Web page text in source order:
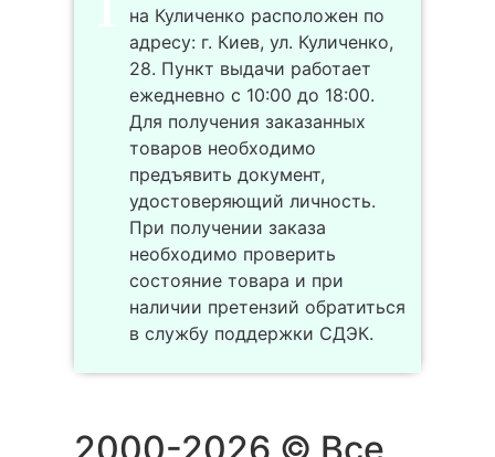
на Куличенко расположен по
адресу: г. Киев, ул. Куличенко,
28. Пункт выдачи работает
ежедневно с 10:00 до 18:00.
Для получения заказанных
товаров необходимо
предъявить документ,
удостоверяющий личность.
При получении заказа
необходимо проверить
состояние товара и при
наличии претензий обратиться
в службу поддержки СДЭК.